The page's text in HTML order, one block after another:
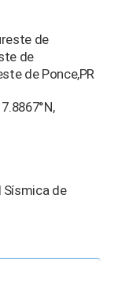
de
de
de Ponce,PR
Sísmica de